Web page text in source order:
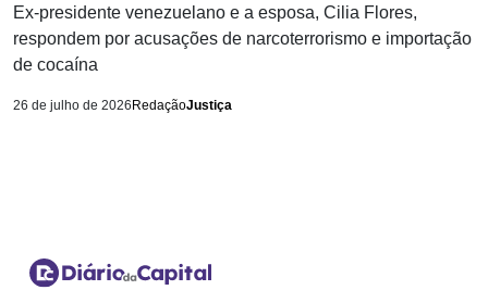
Ex-presidente venezuelano e a esposa, Cilia Flores,
respondem por acusações de narcoterrorismo e importação
de cocaína
26 de julho de 2026 RedaçãoJustiça